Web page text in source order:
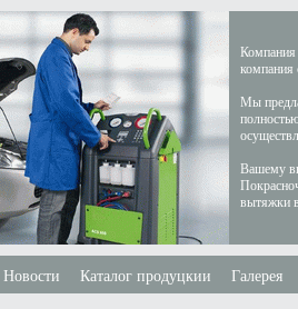
Компания
компания
Мы
Вашему
вытяжки
Новости Каталог продуцкии Галерея